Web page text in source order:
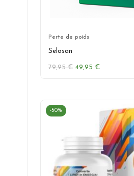
Perte de poids
Selosan
79,95€ Le
49,95 €Le
-50%